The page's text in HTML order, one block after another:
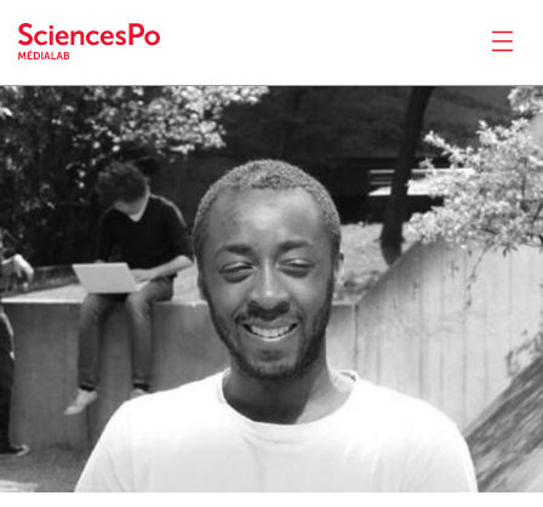
Actualités
Productions
Activités
Outils
Séminaire
Recrutement
Andrews-Junior Kimbembe